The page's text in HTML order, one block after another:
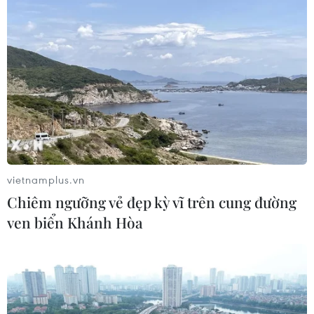
7 tháng năm 2026:
Tổng vốn đầu tư nước ngoài đăng ký
vào Việt Nam tăng 58%
03/08/2026 23:48
Kế hoạch đồng tiền chung Tây Phi
đối mặt thách thức
Mỹ bán đồng euro để hỗ trợ Nhật
03/08/2026 15:34
vietnamplus.vn
Chiêm ngưỡng vẻ đẹp kỳ vĩ trên cung đường
ven biển Khánh Hòa